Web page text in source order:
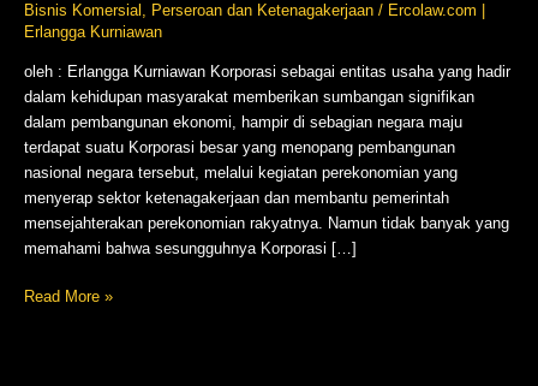
Bisnis Komersial , Perseroan dan Ketenagakerjaan/ Ercolaw.com |
Erlangga Kurniawan
oleh : Erlangga Kurniawan Korporasi sebagai entitas usaha yang hadir
dalam kehidupan masyarakat memberikan sumbangan signifikan
dalam pembangunan ekonomi, hampir di sebagian negara maju
terdapat suatu Korporasi besar yang menopang pembangunan
nasional negara tersebut, melalui kegiatan perekonomian yang
menyerap sektor ketenagakerjaan dan membantu pemerintah
mensejahterakan perekonomian rakyatnya. Namun tidak banyak yang
memahami bahwa sesungguhnya Korporasi […]
Read More »